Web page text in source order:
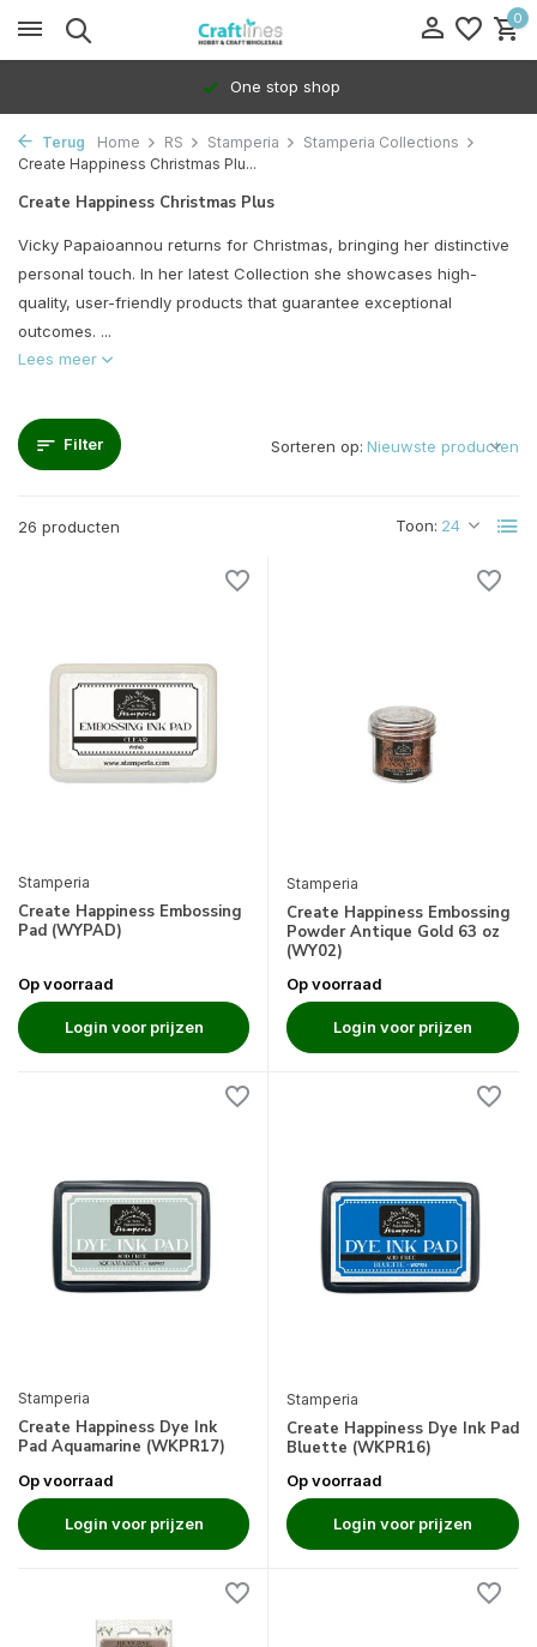
0
100% Dedicated to independents
Terug Home RS Stamperia
Stamperia Collections
Create Happiness Christmas Plu...
Create Happiness Christmas Plus
Vicky Papaioannou returns for Christmas, bringing her distinctive
personal touch. In her latest Collection she showcases high-
quality, user-friendly products that guarantee exceptional
outcomes. ...
Lees meer
Filter
26 producten Toon:
Sorteren op:
Stamperia
Create Happiness Embossing
Pad (WYPAD)
Op voorraad
Login voor prijzen
Stamperia
Create Happiness Embossing
Powder Antique Gold 63 oz
(WY02)
Op voorraad
Login voor prijzen
Stamperia
Create Happiness Dye Ink
Pad Aquamarine (WKPR17)
Op voorraad
Login voor prijzen
Stamperia
Create Happiness Dye Ink Pad
Bluette (WKPR16)
Op voorraad
Login voor prijzen